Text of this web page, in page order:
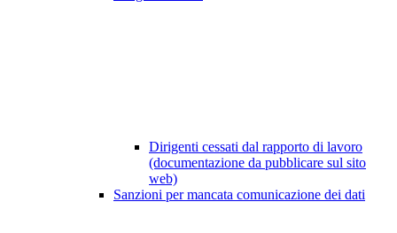
Dirigenti cessati dal rapporto di lavoro
(documentazione da pubblicare sul sito
web)
Sanzioni per mancata comunicazione dei dati